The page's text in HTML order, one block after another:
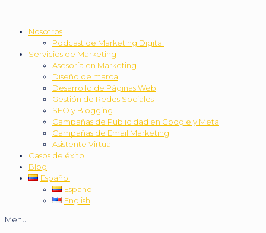
Nosotros
Podcast de Marketing Digital
Servicios de Marketing
Asesoría en Marketing
Diseño de marca
Desarrollo de Páginas Web
Gestión de Redes Sociales
SEO y Blogging
Campañas de Publicidad en Google y Meta
Campañas de Email Marketing
Asistente Virtual
Casos de éxito
Blog
Español
Español
English
Menu